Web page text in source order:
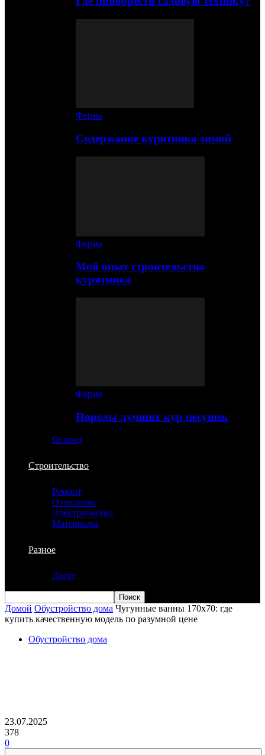
Ферма
Содержание курятника зимой
Ферма
Мой опыт строительства
курятника
Ферма
Породы лучших кур несушек
Огород
Строительство
Ремонт
Отопление
Электричество
Материалы
Разное
Досуг
Домой Обустройство дома Чугунные ванны 170х70: где
купить качественную модель по разумной цене
Обустройство дома
23.07.2025
378
0